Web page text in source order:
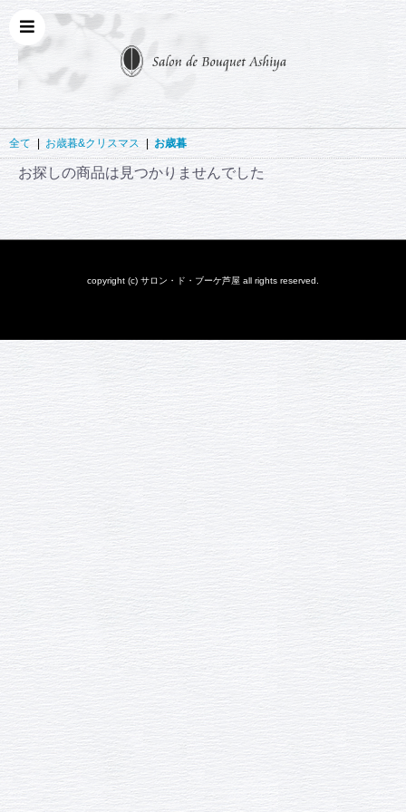
全て | お歳暮&クリスマス | お歳暮
お探しの商品は見つかりませんでした
copyright (c) サロン・ド・ブーケ芦屋 all rights reserved.